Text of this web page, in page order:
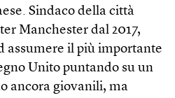
Sindaco della città
Manchester dal 2017,
assumere il più importante
Unito puntando su un
ancora giovanili, ma